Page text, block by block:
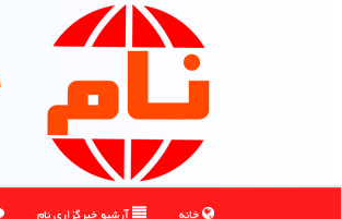
خانه آرشیو خبرگزاری نام